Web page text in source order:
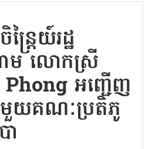
រៃយ៍រដ្ឋ
ម លោកស្រី
អញ្ជើញ
យគណៈប្រតិភូ